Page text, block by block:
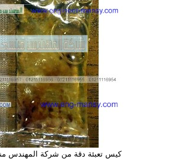
كيس تعبئة دقة من شركة المهندس